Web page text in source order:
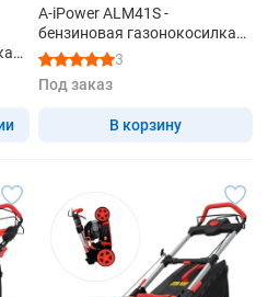
A-iPower ALM41S -
бензиновая газонокосилка
самоходная
3
Под заказ
В корзину